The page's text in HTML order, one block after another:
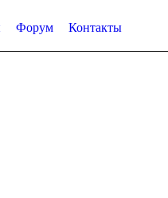
Форум Контакты